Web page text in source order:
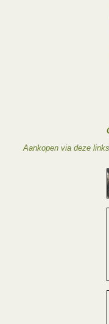
Aankopen via deze